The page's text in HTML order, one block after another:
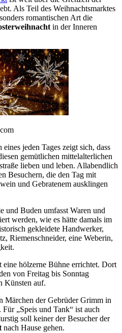
Als Teil des Weihnachtsmarktes
romantischen Art die
in der Inneren
jeden Tages zeigt sich, dass
gemütlichen mittelalterlichen
lieben und leben. Allabendlich
Besuchern, die den Tag mit
und Gebratenem ausklingen
und Buden umfasst Waren und
werden, wie es hätte damals im
gekleidete Handwerker,
Riemenschneider, eine Weberin,
hölzerne Bühne errichtet. Dort
von Freitag bis Sonntag
Künsten auf.
Märchen der Gebrüder Grimm in
„Speis und Tank“ ist auch
soll keiner der Besucher der
nach Hause gehen.